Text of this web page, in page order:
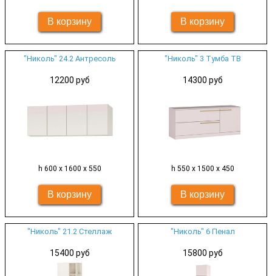
"Николь" 24.2 Антресоль
12200 руб
h 600 х 1600 х 550
"Николь" 3 Тумба ТВ
14300 руб
h 550 х 1500 х 450
"Николь" 21.2 Стеллаж
15400 руб
"Николь" 6 Пенал
15800 руб